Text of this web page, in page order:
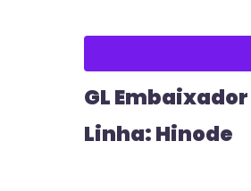
GL
Linha: Hinode